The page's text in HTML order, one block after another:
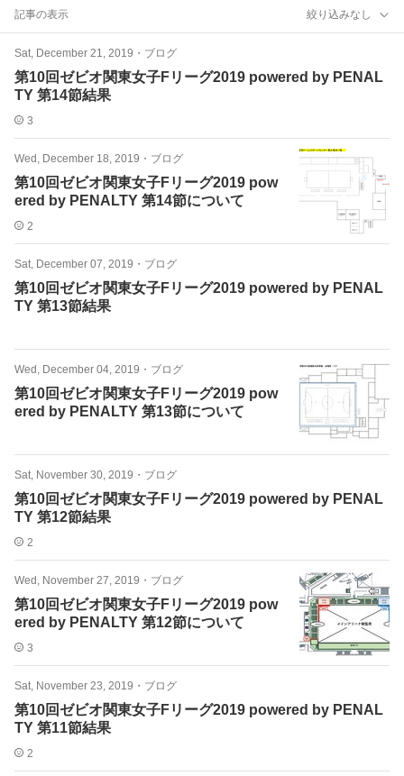
記事の表示 絞り込みなし
Sat, December 21, 2019 ・ ブログ
第10回ゼビオ関東女子Fリーグ2019 powered by PENAL
TY 第14節結果
3
Wed, December 18, 2019 ・ ブログ
第10回ゼビオ関東女子Fリーグ2019 pow
ered by PENALTY 第14節について
2
Sat, December 07, 2019 ・ ブログ
第10回ゼビオ関東女子Fリーグ2019 powered by PENAL
TY 第13節結果
Wed, December 04, 2019 ・ ブログ
第10回ゼビオ関東女子Fリーグ2019 pow
ered by PENALTY 第13節について
Sat, November 30, 2019 ・ ブログ
第10回ゼビオ関東女子Fリーグ2019 powered by PENAL
TY 第12節結果
2
Wed, November 27, 2019 ・ ブログ
第10回ゼビオ関東女子Fリーグ2019 pow
ered by PENALTY 第12節について
3
Sat, November 23, 2019 ・ ブログ
第10回ゼビオ関東女子Fリーグ2019 powered by PENAL
TY 第11節結果
2